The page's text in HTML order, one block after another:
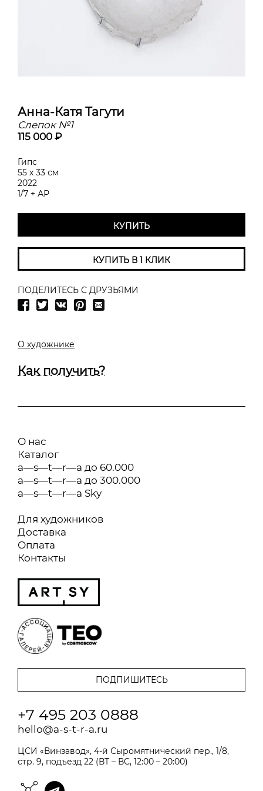
Анна-Катя Тагути
Слепок №1
115 000 ₽
Гипс
55 х 33 см
2022
1/7 + АР
КУПИТЬ
КУПИТЬ В 1 КЛИК
ПОДЕЛИТЕСЬ С ДРУЗЬЯМИ
О художнике
Как получить?
О нас
Каталог
a—s—t—r—a до 60.000
a—s—t—r—a до 300.000
a—s—t—r—a Sky
Для художников
Доставка
Оплата
Контакты
+7 495 203 0888
hello@a-s-t-r-a.ru
ЦСИ «Винзавод», 4-й Сыромятнический пер., 1/8,
стр. 9, подъезд 22 (ВТ – ВС, 12:00 – 20:00)